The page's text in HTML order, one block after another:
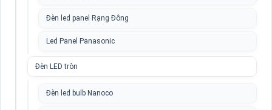
Đèn led panel Rạng Đông
Led Panel Panasonic
Đèn LED tròn
Đèn led bulb Nanoco